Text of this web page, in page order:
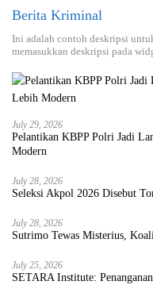
Berita Kriminal
Ini adalah contoh deskripsi
memasukkan deskripsi pada
July 29, 2026
Pelantikan KBPP Polri Jadi
Modern
July 28, 2026
Seleksi Akpol 2026 Disebut
July 28, 2026
Sutrimo Tewas Misterius,
July 25, 2026
SETARA Institute: